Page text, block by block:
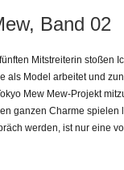
Band 02
Mitstreiterin stoßen
als Model arbeitet und
Mew Mew-Projekt
ganzen Charme
werden, ist nur eine